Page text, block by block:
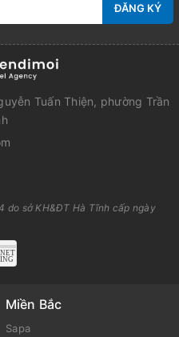
ĐĂNG KÝ
Tuấn Thiện, phường Trần
do sở KH&ĐT Hà Tĩnh cấp ngày
Miền Bắc
Sapa